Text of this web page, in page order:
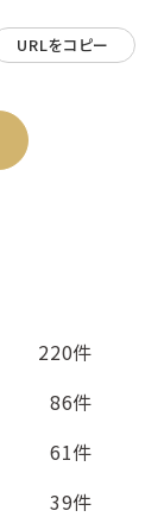
URLをコピー
220件
86件
61件
39件